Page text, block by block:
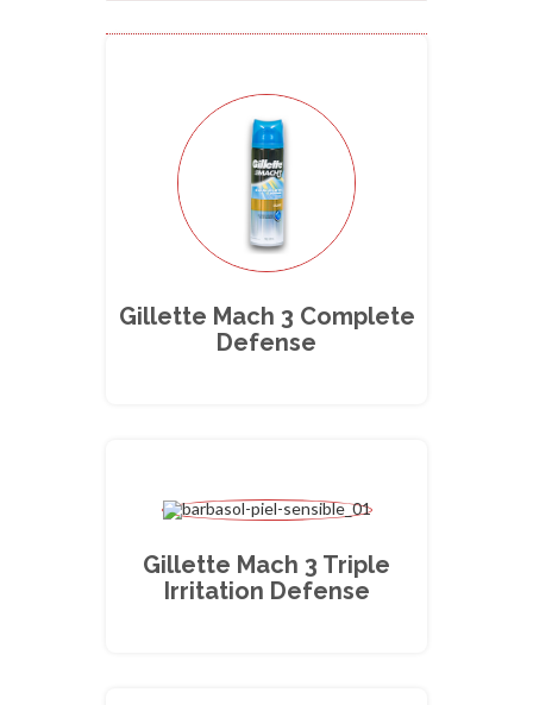
Gillette Mach 3 Complete
Defense
Gillette Mach 3 Triple
Irritation Defense